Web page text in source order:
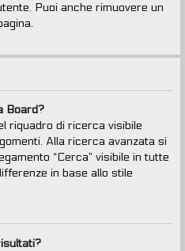
Puoi anche rimuovere un
Board?
riquadro di ricerca visibile
Alla ricerca avanzata si
“Cerca” visibile in tutte
in base allo stile